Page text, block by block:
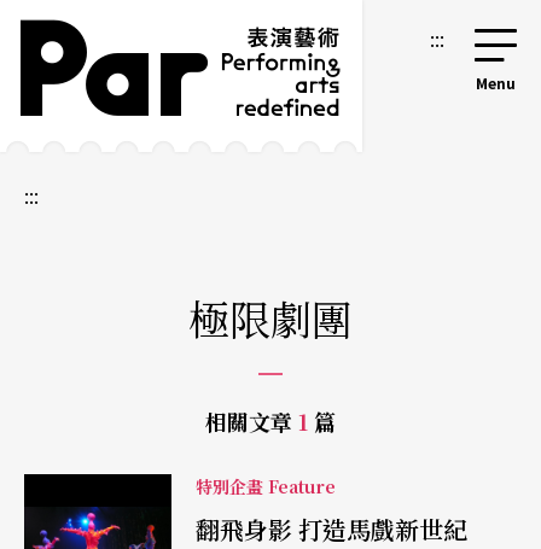
跳到主要內容區塊
網站導覽 :::
:::
極限劇團
相關文章 1 篇
特別企畫 Feature
翻飛身影 打造馬戲新世紀